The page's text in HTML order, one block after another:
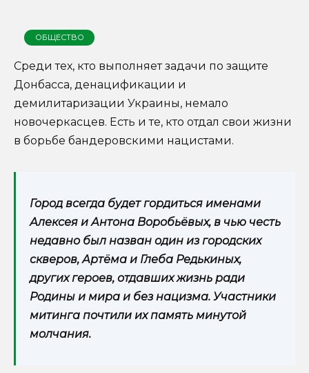
ОБЩЕСТВО
Среди тех, кто выполняет задачи по защите
Донбасса, денацификации и
демилитаризации Украины, немало
новочеркасцев. Есть и те, кто отдал свои жизни
в борьбе бандеровскими нацистами.
Город всегда будет гордиться именами
Алексея и Антона Воробьёвых, в чью честь
недавно был назван один из городских
скверов, Артёма и Глеба Редькиных,
других героев, отдавших жизнь ради
Родины и мира и без нацизма. Участники
митинга почтили их память минутой
молчания.